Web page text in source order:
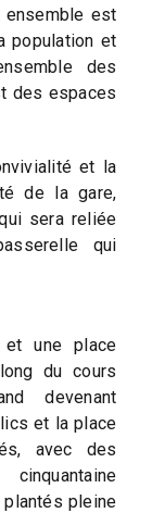
ensemble est
population et
des
des espaces
et la
de la gare,
sera reliée
qui
et une place
du cours
devenant
et la place
avec des
plantés pleine